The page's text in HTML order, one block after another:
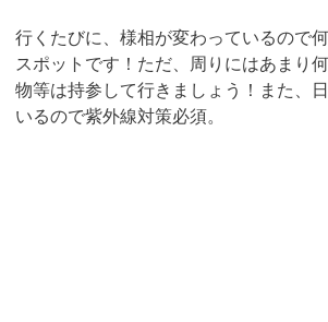
行くたびに、様相が変わっているので
スポットです！ただ、周りにはあまり
物等は持参して行きましょう！また、
いるので紫外線対策必須。